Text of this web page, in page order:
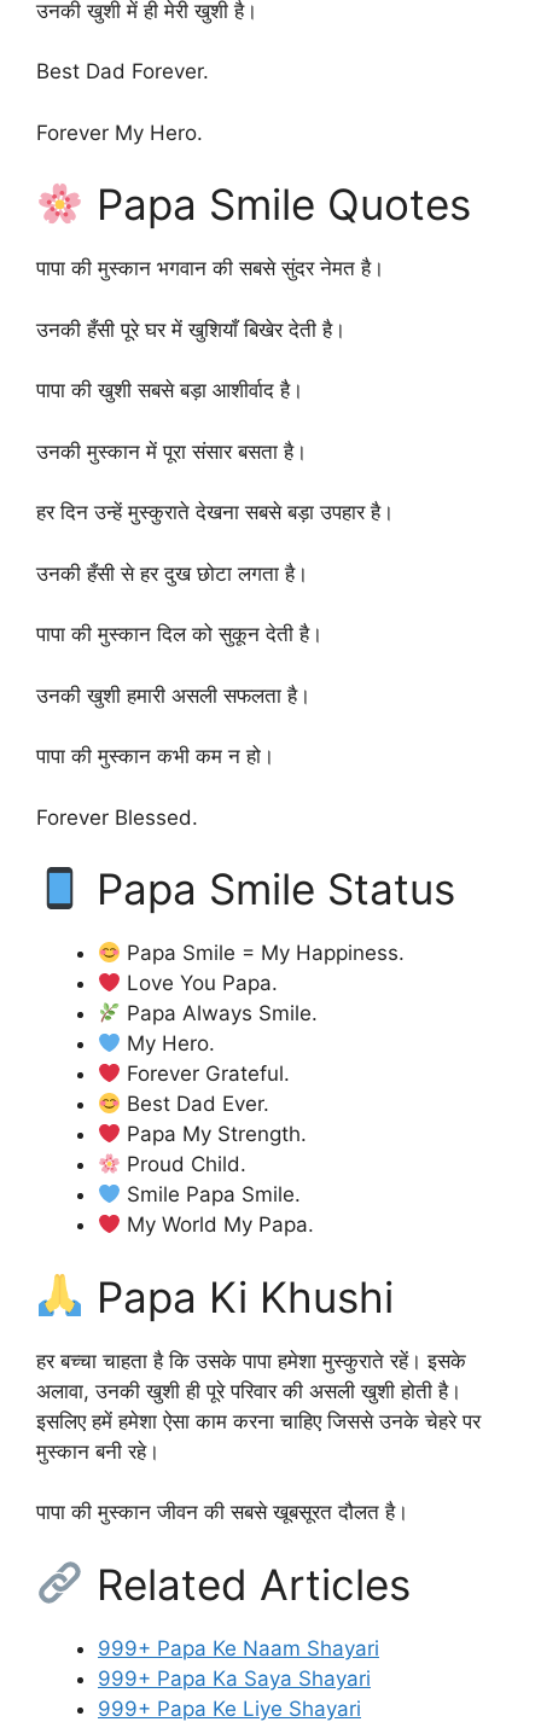
उनकी खुशी में ही मेरी खुशी है।
Best Dad Forever.
Forever My Hero.
Papa Smile Quotes
पापा की मुस्कान भगवान की सबसे सुंदर नेमत है।
उनकी हँसी पूरे घर में खुशियाँ बिखेर देती है।
पापा की खुशी सबसे बड़ा आशीर्वाद है।
उनकी मुस्कान में पूरा संसार बसता है।
हर दिन उन्हें मुस्कुराते देखना सबसे बड़ा उपहार है।
उनकी हँसी से हर दुख छोटा लगता है।
पापा की मुस्कान दिल को सुकून देती है।
उनकी खुशी हमारी असली सफलता है।
पापा की मुस्कान कभी कम न हो।
Forever Blessed.
Papa Smile Status
Papa Smile = My Happiness.
Love You Papa.
Papa Always Smile.
My Hero.
Forever Grateful.
Best Dad Ever.
Papa My Strength.
Proud Child.
Smile Papa Smile.
My World My Papa.
Papa Ki Khushi
हर बच्चा चाहता है कि उसके पापा हमेशा मुस्कुराते रहें। इसके
अलावा, उनकी खुशी ही पूरे परिवार की असली खुशी होती है।
इसलिए हमें हमेशा ऐसा काम करना चाहिए जिससे उनके चेहरे पर
मुस्कान बनी रहे।
पापा की मुस्कान जीवन की सबसे खूबसूरत दौलत है।
Related Articles
999+ Papa Ke Naam Shayari
999+ Papa Ka Saya Shayari
999+ Papa Ke Liye Shayari